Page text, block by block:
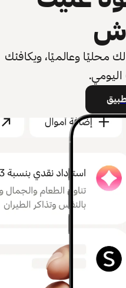
وعالميًا، ويكافئك
اليومي.